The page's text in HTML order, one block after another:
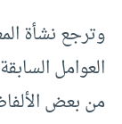
وترجع نشأة
العوامل
من بعض